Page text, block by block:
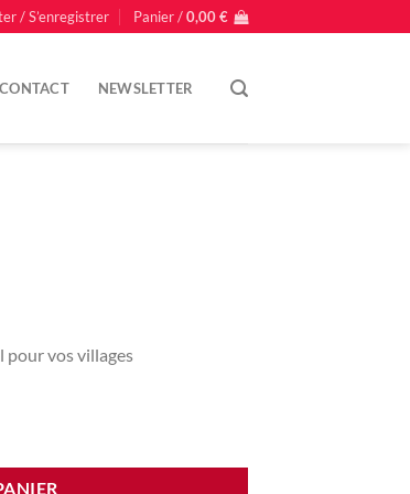
/ S’enregistrer Panier /0,00€
CONTACT NEWSLETTER
pour vos villages